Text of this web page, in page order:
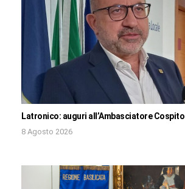
Latronico: auguri all’Ambasciatore Cospito
8 Agosto 2026